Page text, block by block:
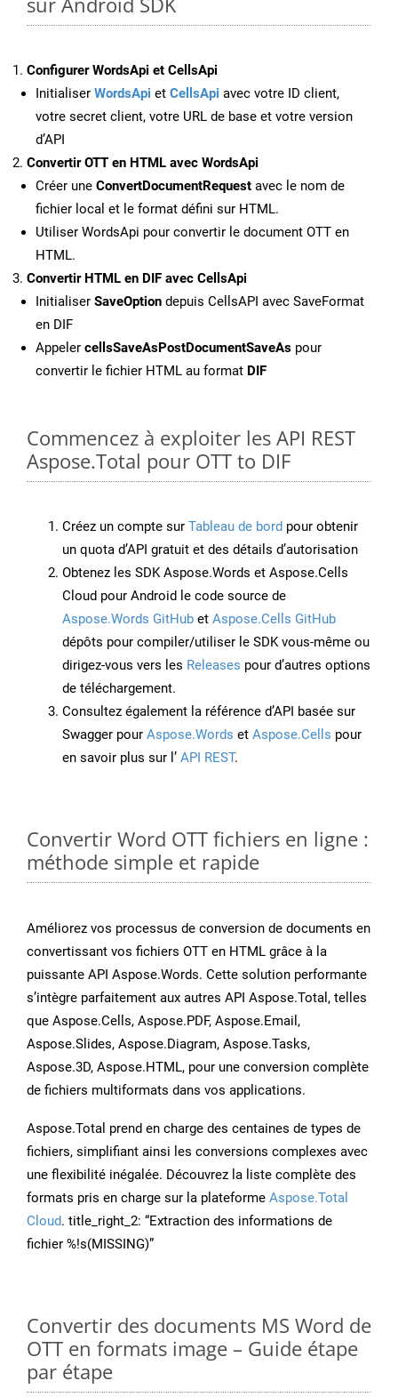
Configurer WordsApi et CellsApi
Initialiser WordsApi et CellsApi avec votre ID client,
votre secret client, votre URL de base et votre version
d’API
Convertir OTT en HTML avec WordsApi
Créer une ConvertDocumentRequest avec le nom de
fichier local et le format défini sur HTML.
Utiliser WordsApi pour convertir le document OTT en
HTML.
Convertir HTML en DIF avec CellsApi
Initialiser SaveOption depuis CellsAPI avec SaveFormat
en DIF
Appeler cellsSaveAsPostDocumentSaveAs pour
convertir le fichier HTML au format DIF
Commencez à exploiter les API REST
Aspose.Total pour OTT to DIF
Créez un compte sur Tableau de bord pour obtenir
un quota d’API gratuit et des détails d’autorisation
Obtenez les SDK Aspose.Words et Aspose.Cells
Cloud pour Android le code source de
Aspose.Words GitHub et Aspose.Cells GitHub
dépôts pour compiler/utiliser le SDK vous-même ou
dirigez-vous vers les Releases pour d’autres options
de téléchargement.
Consultez également la référence d’API basée sur
Swagger pour Aspose.Words et Aspose.Cells pour
en savoir plus sur l’ API REST.
Convertir Word OTT fichiers en ligne :
méthode simple et rapide
Améliorez vos processus de conversion de documents en
convertissant vos fichiers OTT en HTML grâce à la
puissante API Aspose.Words. Cette solution performante
s’intègre parfaitement aux autres API Aspose.Total, telles
que Aspose.Cells, Aspose.PDF, Aspose.Email,
Aspose.Slides, Aspose.Diagram, Aspose.Tasks,
Aspose.3D, Aspose.HTML, pour une conversion complète
de fichiers multiformats dans vos applications.
Aspose.Total prend en charge des centaines de types de
fichiers, simplifiant ainsi les conversions complexes avec
une flexibilité inégalée. Découvrez la liste complète des
formats pris en charge sur la plateforme Aspose.Total
Cloud. title_right_2: “Extraction des informations de
fichier %!s(MISSING)”
Convertir des documents MS Word de
OTT en formats image – Guide étape
par étape